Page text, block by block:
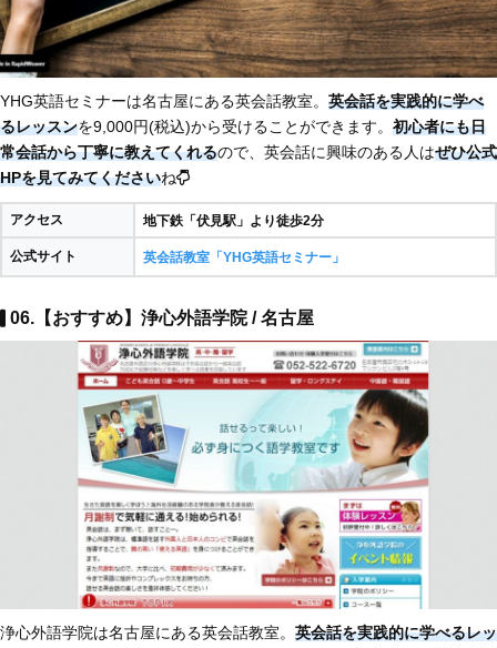
YHG英語セミナーは名古屋にある英会話教室。 英会話を実践的に学べ
るレッスンを9,000円(税込)から受けることができます。 初心者にも日
常会話から丁寧に教えてくれるので、英会話に興味のある人はぜひ公式
HPを見てみてくださいね
アクセス 地下鉄「伏見駅」より徒歩2分
公式サイト 英会話教室「YHG英語セミナー」
06.【おすすめ】浄心外語学院 / 名古屋
浄心外語学院は名古屋にある英会話教室。 英会話を実践的に学べるレッ